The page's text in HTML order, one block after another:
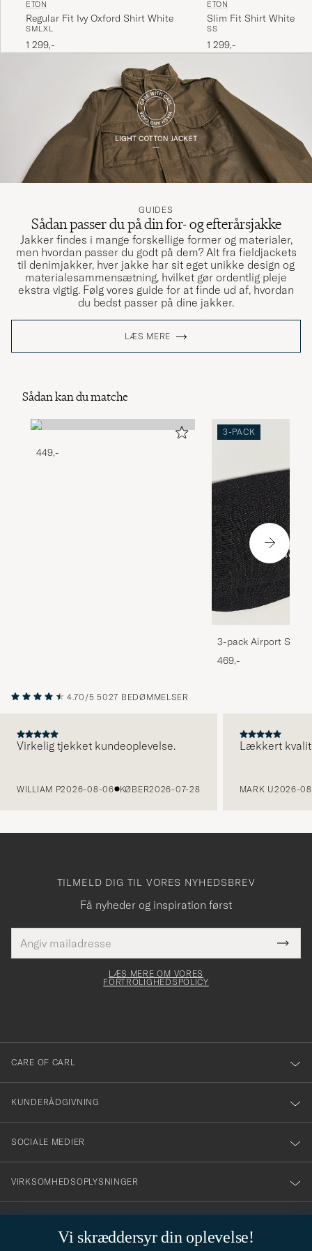
ETON
Regular Fit Ivy Oxford Shirt White
SMLXL
1 299,-
ETON
Slim Fit Shirt White
SS
1 299,-
GUIDES
Sådan passer du på din for- og efterårsjakke
Jakker findes i mange forskellige former og materialer,
men hvordan passer du godt på dem? Alt fra fieldjackets
til denimjakker, hver jakke har sit eget unikke design og
materialesammensætning, hvilket gør ordentlig pleje
ekstra vigtig. Følg vores guide for at finde ud af, hvordan
du bedst passer på dine jakker.
LÆS MERE
Sådan kan du matche
449,-
3-PACK
3-pack Airport
Melange
469,-
4.70/5 5027 BEDØMMELSER
Virkelig tjekket kundeoplevelse.
WILLIAM P2026-08-06 KØBER2026-07-28
Lækkert
MARK U2026-
Vi skræddersyr din oplevelse!
TILMELD DIG TIL VORES NYHEDSBREV
Få nyheder og inspiration først
mailadresse
skal
Tack
för
dig
till
vårt
nyhetsbrev!
LÆS MERE OM VORES
FORTROLIGHEDSPOLICY
CARE OF CARL
KUNDERÅDGIVNING
SOCIALE MEDIER
VIRKSOMHEDSOPLYSNINGER